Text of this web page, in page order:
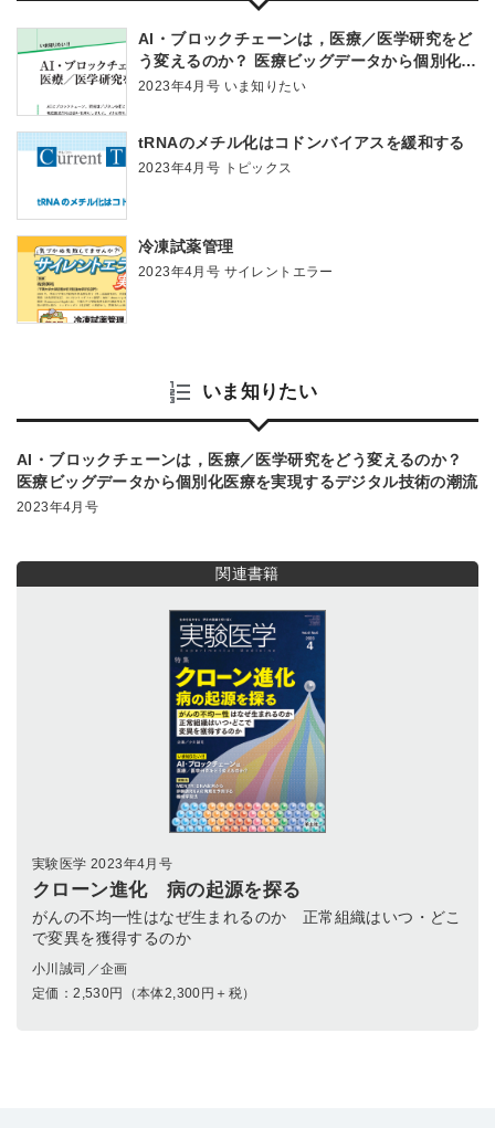
AI・ブロックチェーンは，医療／医学研究をど
う変えるのか？ 医療ビッグデータから個別化医
療を実現するデジタル技術の潮流
2023年4月号 いま知りたい
tRNAのメチル化はコドンバイアスを緩和する
2023年4月号 トピックス
冷凍試薬管理
2023年4月号 サイレントエラー
いま知りたい
AI・ブロックチェーンは，医療／医学研究をどう変えるのか？
医療ビッグデータから個別化医療を実現するデジタル技術の潮流
2023年4月号
関連書籍
実験医学 2023年4月号
クローン進化 病の起源を探る
がんの不均一性はなぜ生まれるのか 正常組織はいつ・どこ
で変異を獲得するのか
小川誠司／企画
定価：2,530円（本体2,300円＋税）